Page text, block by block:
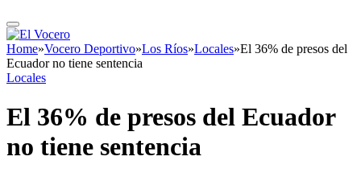
Home»Vocero Deportivo»Los Ríos»Locales»El 36% de presos del
Ecuador no tiene sentencia
Locales
El 36% de presos del Ecuador
no tiene sentencia